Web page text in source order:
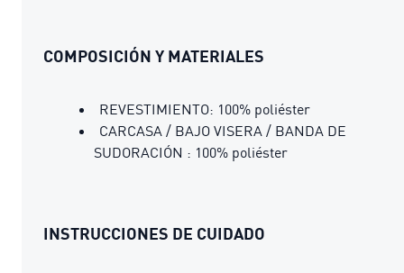
COMPOSICIÓN Y MATERIALES
REVESTIMIENTO: 100% poliéster
CARCASA / BAJO VISERA / BANDA DE
SUDORACIÓN : 100% poliéster
INSTRUCCIONES DE CUIDADO